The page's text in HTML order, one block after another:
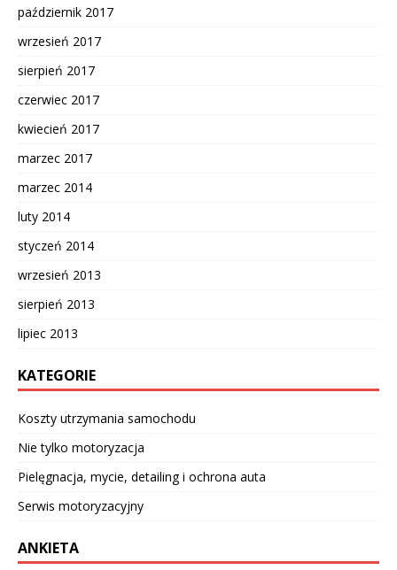
październik 2017
wrzesień 2017
sierpień 2017
czerwiec 2017
kwiecień 2017
marzec 2017
marzec 2014
luty 2014
styczeń 2014
wrzesień 2013
sierpień 2013
lipiec 2013
KATEGORIE
Koszty utrzymania samochodu
Nie tylko motoryzacja
Pielęgnacja, mycie, detailing i ochrona auta
Serwis motoryzacyjny
ANKIETA